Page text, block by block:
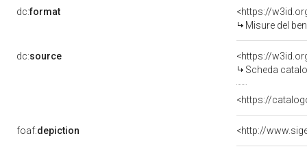
dc:format
<https://
Misure del
dc:source
<https://
Scheda
<https://
foaf:depiction